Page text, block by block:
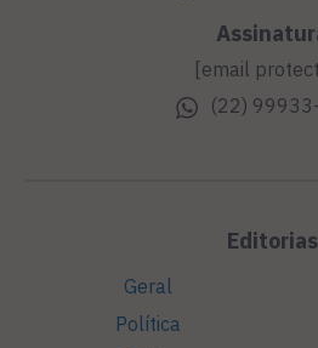
[email
(22)
Editorias
Geral
Política